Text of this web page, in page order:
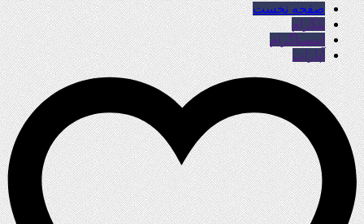
صفحه نخست
تلگرام
اینستاگرام
آپارات